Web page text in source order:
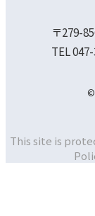
〒279-
TEL
©
This site is